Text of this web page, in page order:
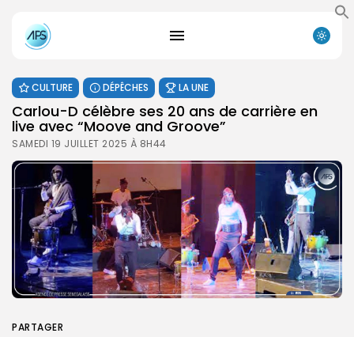
CULTURE DÉPÊCHES LA UNE
Carlou-D célèbre ses 20 ans de carrière en
live avec “Moove and Groove”
SAMEDI 19 JUILLET 2025 À 8H44
PARTAGER